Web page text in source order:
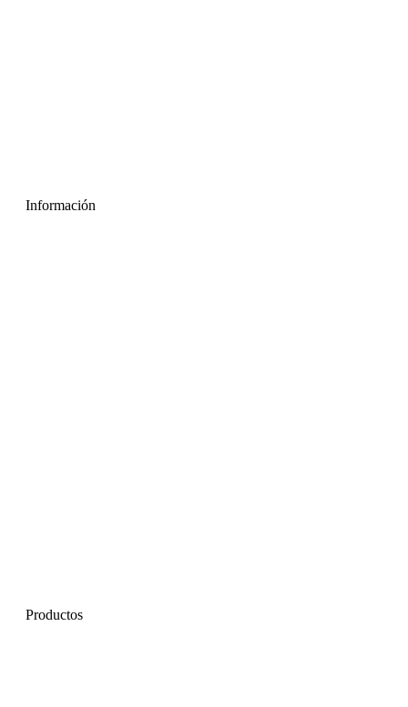
Información
Productos